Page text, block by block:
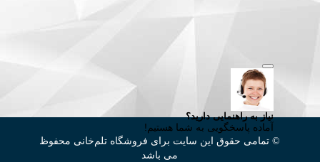
© تمامی حقوق این سایت برای فروشگاه تلم‌خانی محفوظ
می باشد